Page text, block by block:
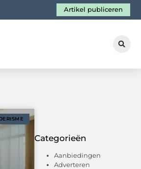
Artikel publiceren
Categorieën
Aanbiedingen
Adverteren